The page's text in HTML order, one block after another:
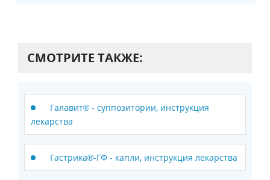
СМОТРИТЕ ТАКЖЕ:
Галавит® - суппозитории, инструкция
лекарства
Гастрика®-ГФ - капли, инструкция лекарства